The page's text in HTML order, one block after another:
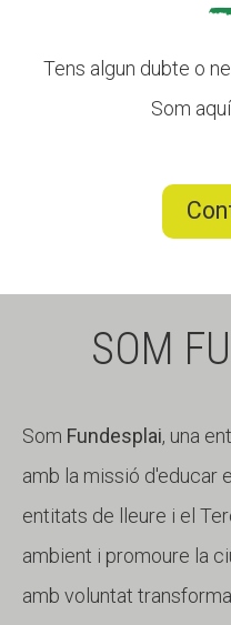
Tens algun dubte o
Som
SOM
Som Fundesplai, una
amb la missió d'educar
entitats de lleure i el
ambient i promoure la
amb voluntat